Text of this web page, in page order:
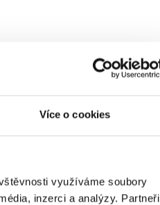
Více o cookies
využíváme soubory
inzerci a analýzy. Partneři